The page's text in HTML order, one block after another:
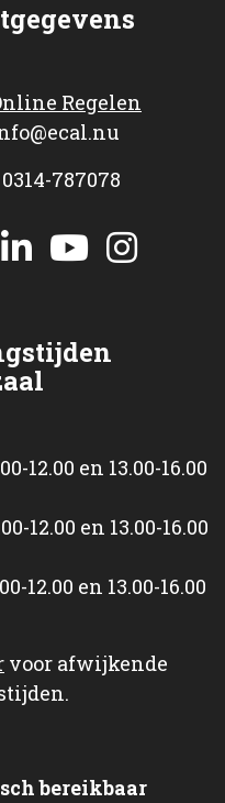
Regelen
787078
12.00 en 13.00-16.00
12.00 en 13.00-16.00
12.00 en 13.00-16.00
voor afwijkende
bereikbaar